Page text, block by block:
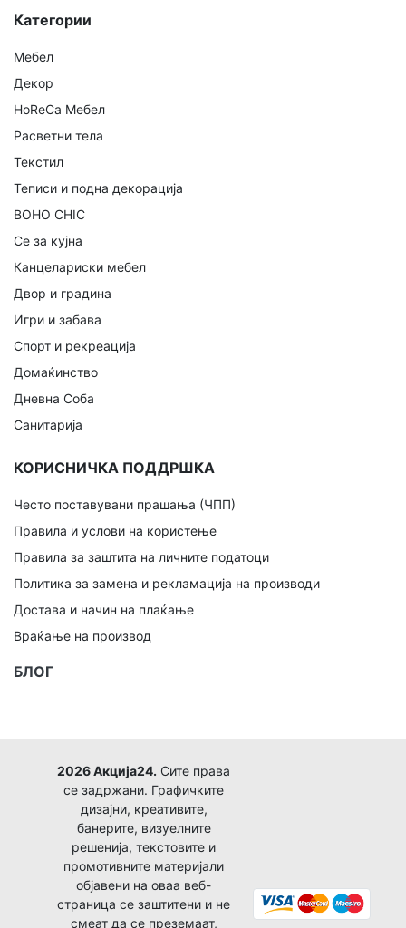
Категории
Мебел
Декор
HoReCa Мебел
Расветни тела
Текстил
Теписи и подна декорација
BOHO CHIC
Се за кујна
Канцелариски мебел
Двор и градина
Игри и забава
Спорт и рекреација
Домаќинство
Дневна Соба
Санитарија
КОРИСНИЧКА ПОДДРШКА
Често поставувани прашања (ЧПП)
Правила и услови на користење
Правила за заштита на личните податоци
Политика за замена и рекламација на производи
Достава и начин на плаќање
Враќање на производ
БЛОГ
2026 Акција24. Сите права
се задржани. Графичките
дизајни, креативите,
банерите, визуелните
решенија, текстовите и
промотивните материјали
објавени на оваа веб-
страница се заштитени и не
смеат да се преземаат,